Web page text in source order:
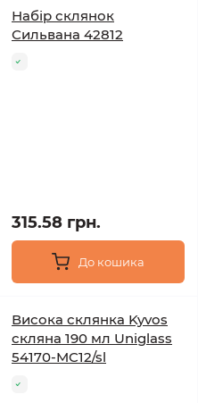
Набір склянок
Сильвана 42812
315.58 грн.
До кошика
Висока склянка Kyvos
скляна 190 мл Uniglass
54170-MC12/sl